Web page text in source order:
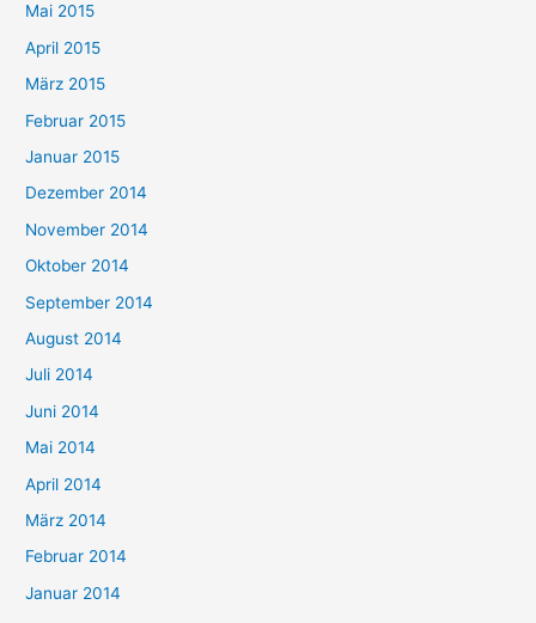
Mai 2015
April 2015
März 2015
Februar 2015
Januar 2015
Dezember 2014
November 2014
Oktober 2014
September 2014
August 2014
Juli 2014
Juni 2014
Mai 2014
April 2014
März 2014
Februar 2014
Januar 2014